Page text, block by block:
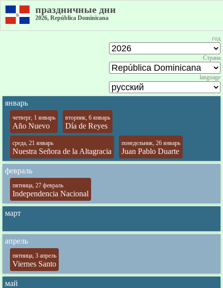
праздничные дни
2026, República Dominicana
год
Страна
language
январь
четверг, 1 январь
Año Nuevo
вторник, 6 январь
Día de Reyes
среда, 21 январь
Nuestra Señora de la Altagracia
понедельник, 26 январь
Juan Pablo Duarte
февраль
пятница, 27 февраль
Independencia Nacional
март
апрель
пятница, 3 апрель
Viernes Santo
май